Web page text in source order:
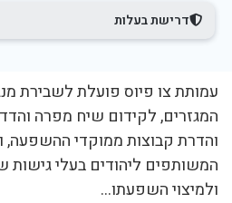
דרישת בעלות
עמותת צו פיוס פועלת לשבירת
המגזרים, לקידום שיח מפרה
והדרת קבוצות ממוקדי ההשפעה,
המשותפים ליהודים בעלי גישות
ולמיצוי השפעתו...